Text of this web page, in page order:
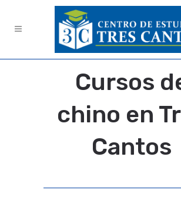
Cursos
chino en
Cantos